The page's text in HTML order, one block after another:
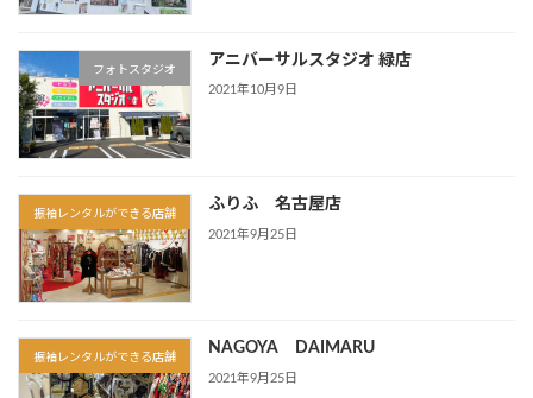
フォトスタジオ
アニバーサルスタジオ 緑店
2021年10月9日
振袖レンタルができる店舗
ふりふ 名古屋店
2021年9月25日
振袖レンタルができる店舗
NAGOYA DAIMARU
2021年9月25日